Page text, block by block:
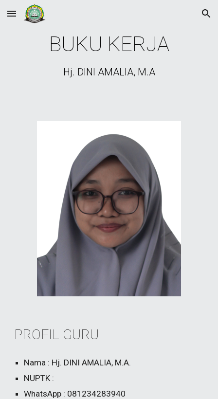
Skip to main content Skip to navigation
BUKU KERJA
Hj. DINI AMALIA, M.A
PROFIL GURU
Nama : Hj. DINI AMALIA, M.A.
NUPTK :
WhatsApp : 081234283940